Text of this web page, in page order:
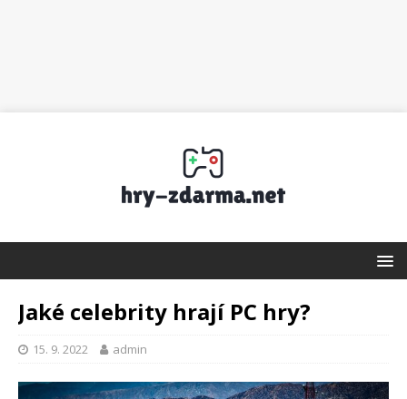
Jaké celebrity hrají PC hry?
15. 9. 2022 admin